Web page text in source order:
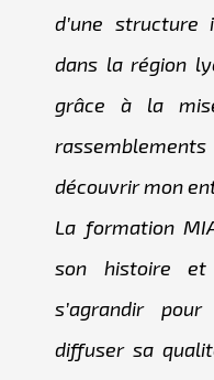
d’une structure
dans la région
grâce à la
rassemblements
découvrir mon
La formation
son histoire
s’agrandir
diffuser sa